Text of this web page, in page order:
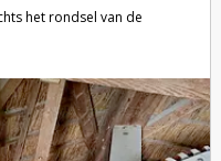
het rondsel van de